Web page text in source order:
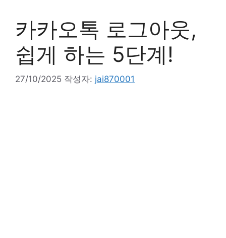
카카오톡 로그아웃,
쉽게 하는 5단계!
27/10/2025 작성자: jai870001